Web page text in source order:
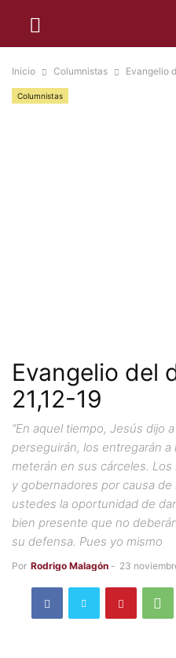
Inicio Columnistas Evangelio
Columnistas
Evangelio del
21,12-19
“En aquel tiempo, Jesús dijo
perseguirán, los entregarán
meterán en sus cárceles.
y gobernadores por causa
ustedes la oportunidad de
bien presente que no
su defensa. Pues yo mismo
Por Rodrigo Malagón - 23